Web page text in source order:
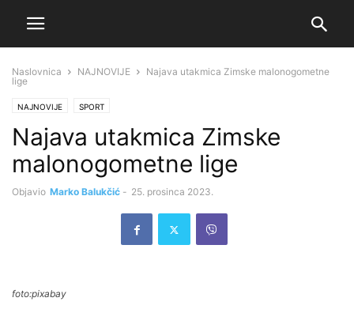
Naslovnica NAJNOVIJE
Najava utakmica Zimske malonogometne
lige
NAJNOVIJE SPORT
Najava utakmica Zimske
malonogometne lige
Objavio Marko Balukčić - 25. prosinca 2023.
foto:pixabay